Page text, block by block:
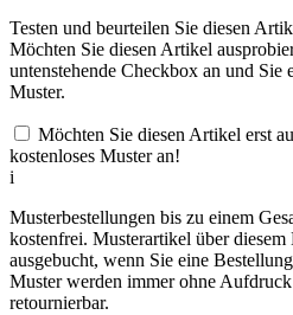
Testen und beurteilen Sie diesen
Möchten Sie diesen Artikel
untenstehende Checkbox an und Sie
Muster.
Möchten Sie diesen Artikel erst
kostenloses Muster an!
i
Musterbestellungen bis zu einem
kostenfrei. Musterartikel über
ausgebucht, wenn Sie eine
Muster werden immer ohne
retournierbar.